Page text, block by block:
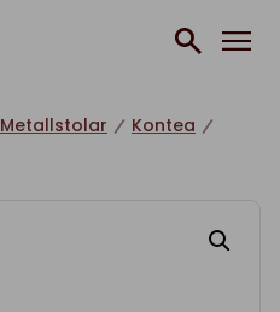
Metallstolar
Kontea